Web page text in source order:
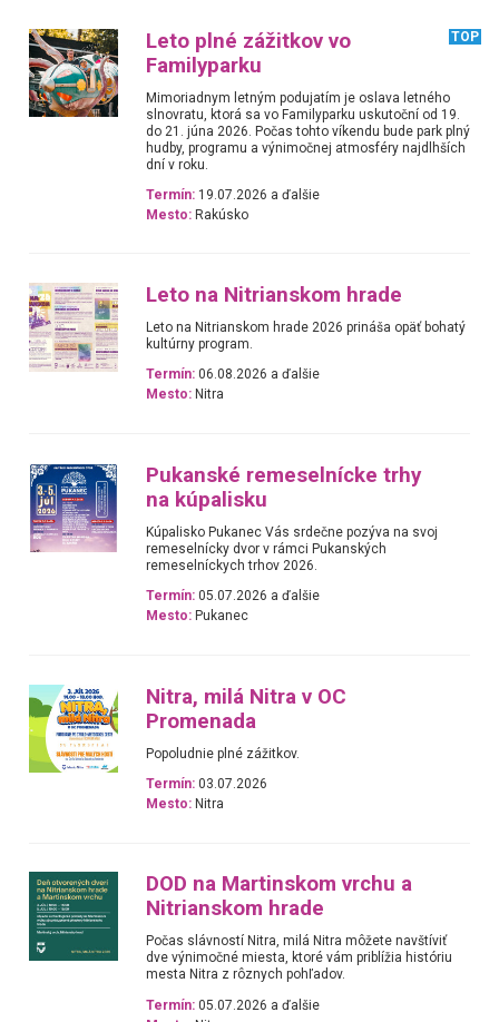
Leto plné zážitkov vo
Familyparku
TOP
Mimoriadnym letným podujatím je oslava letného
slnovratu, ktorá sa vo Familyparku uskutoční od 19.
do 21. júna 2026. Počas tohto víkendu bude park plný
hudby, programu a výnimočnej atmosféry najdlhších
dní v roku.
Termín: 19.07.2026 a ďalšie
Mesto: Rakúsko
Leto na Nitrianskom hrade
Leto na Nitrianskom hrade 2026 prináša opäť bohatý
kultúrny program.
Termín: 06.08.2026 a ďalšie
Mesto: Nitra
Pukanské remeselnícke trhy
na kúpalisku
Kúpalisko Pukanec Vás srdečne pozýva na svoj
remeselnícky dvor v rámci Pukanských
remeselníckych trhov 2026.
Termín: 05.07.2026 a ďalšie
Mesto: Pukanec
Nitra, milá Nitra v OC
Promenada
Popoludnie plné zážitkov.
Termín: 03.07.2026
Mesto: Nitra
DOD na Martinskom vrchu a
Nitrianskom hrade
Počas slávností Nitra, milá Nitra môžete navštíviť
dve výnimočné miesta, ktoré vám priblížia históriu
mesta Nitra z rôznych pohľadov.
Termín: 05.07.2026 a ďalšie